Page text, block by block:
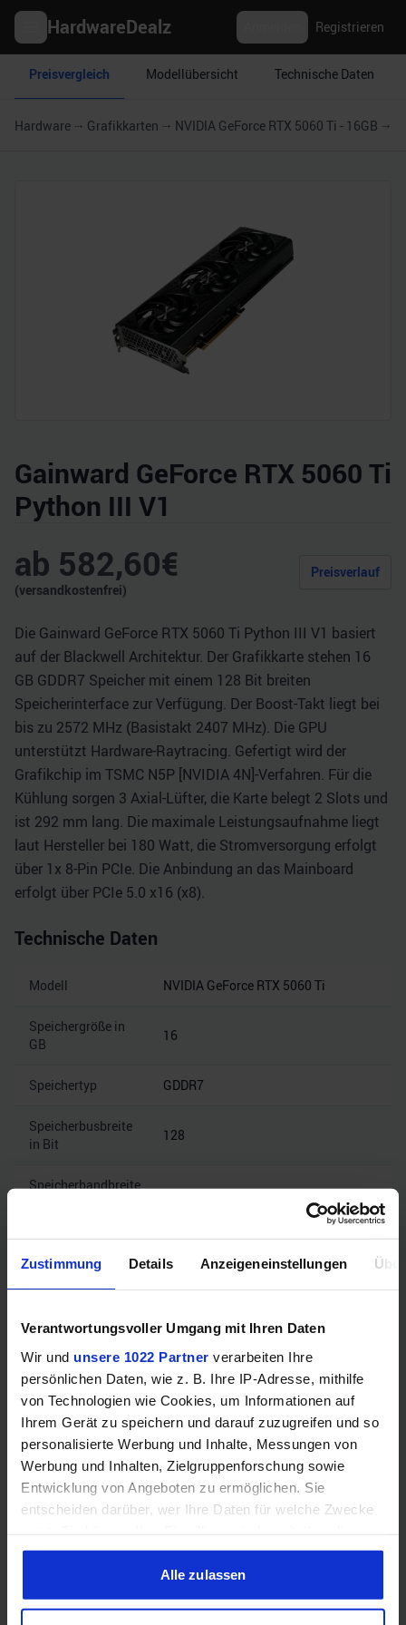
Zustimmung Details Anzeigeneinstellungen
Verantwortungsvoller Umgang mit Ihren Daten
Wir und unsere 1022 Partner verarbeiten Ihre
persönlichen Daten, wie z. B. Ihre IP-Adresse, mithilfe
von Technologien wie Cookies, um Informationen auf
Ihrem Gerät zu speichern und darauf zuzugreifen und so
personalisierte Werbung und Inhalte, Messungen von
Werbung und Inhalten, Zielgruppenforschung sowie
Entwicklung von Angeboten zu ermöglichen. Sie
entscheiden darüber, wer Ihre Daten für welche Zwecke
Cookie-Erklärung oder durch Klicken auf das Privacy
Trigger Symbol ändern oder widerrufen
Alle zulassen
HardwareDealz Registrieren
Preisvergleich Modellübersicht Technische Daten
Hardware Grafikkarten NVIDIA GeForce RTX 5060 Ti - 16GB
Gainward GeForce RTX 5060 Ti
Python III V1
ab 582,60€
(versandkostenfrei)
Preisverlauf
Die Gainward GeForce RTX 5060 Ti Python III V1 basiert
auf der Blackwell Architektur. Der Grafikkarte stehen 16
GB GDDR7 Speicher mit einem 128 Bit breiten
Speicherinterface zur Verfügung. Der Boost-Takt liegt bei
bis zu 2572 MHz (Basistakt 2407 MHz). Die GPU
unterstützt Hardware-Raytracing. Gefertigt wird der
Grafikchip im TSMC N5P [NVIDIA 4N]-Verfahren. Für die
Kühlung sorgen 3 Axial-Lüfter, die Karte belegt 2 Slots und
ist 292 mm lang. Die maximale Leistungsaufnahme liegt
laut Hersteller bei 180 Watt, die Stromversorgung erfolgt
über 1x 8-Pin PCIe. Die Anbindung an das Mainboard
erfolgt über PCIe 5.0 x16 (x8).
Technische Daten
Modell NVIDIA GeForce RTX 5060 Ti
Speichergröße in
GB
16
Speichertyp GDDR7
Speicherbusbreite
in Bit
128
Speicherbandbreite
28
Mehr technische Daten
Hinweis: Unsere Links sind Affiliate Links. Wir erhalten beim Kauf
eine kleine Provision, ohne dass sich euer Preis erhöht.
ZUM BESTPREIS
Vergleichen
Gewinne einen MSI Gaming PC mit RTX 5070